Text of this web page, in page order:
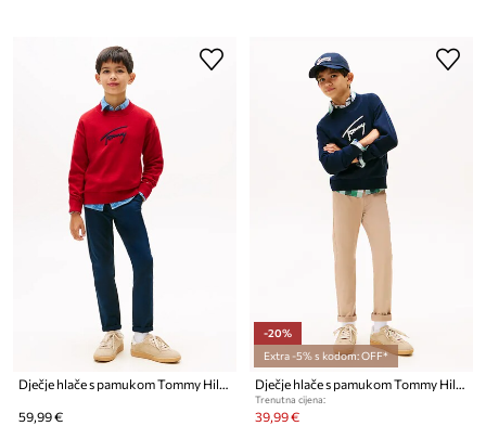
Dječje hlače s pamukom Tommy Hilfiger
59,99 €
-20%
Extra -5% s kodom: OFF*
Dječje hlače s pamukom Tommy Hilfiger
Trenutna cijena:
39,99 €